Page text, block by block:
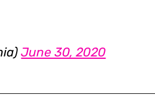
June 30, 2020